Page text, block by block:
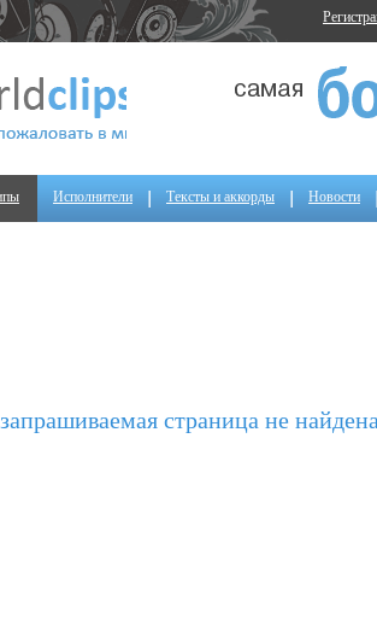
Исполнители Тексты и аккорды Новости
страница не